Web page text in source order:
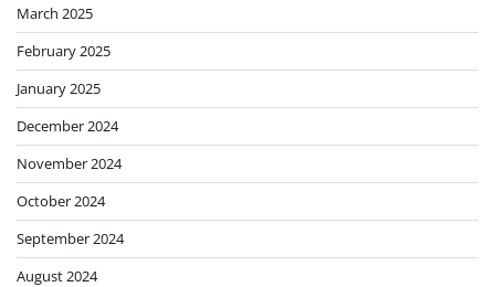
March 2025
February 2025
January 2025
December 2024
November 2024
October 2024
September 2024
August 2024